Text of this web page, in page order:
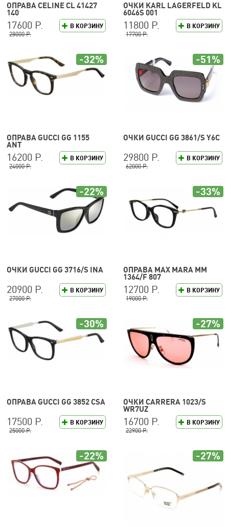
ОПРАВА CELINE CL 41427
140
В КОРЗИНУ
17600 Р.
28000 Р.
ОЧКИ KARL LAGERFELD KL
6046S 001
В КОРЗИНУ
11800 Р.
17700 Р.
ОПРАВА GUCCI GG 1155
ANT
В КОРЗИНУ
16200 Р.
24000 Р.
-32%
ОЧКИ GUCCI GG 3861/S Y6C
В КОРЗИНУ
29800 Р.
62000 Р.
-51%
ОЧКИ GUCCI GG 3716/S INA
В КОРЗИНУ
20900 Р.
27000 Р.
-22%
ОПРАВА MAX MARA MM
1364/F 807
В КОРЗИНУ
12700 Р.
19000 Р.
-33%
ОПРАВА GUCCI GG 3852 CSA
В КОРЗИНУ
17500 Р.
25000 Р.
-30%
ОЧКИ CARRERA 1023/S
WR7UZ
В КОРЗИНУ
16700 Р.
22900 Р.
-27%
-22% -27%